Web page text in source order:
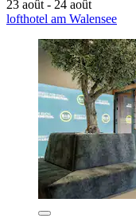
23 août - 24 août
lofthotel am Walensee